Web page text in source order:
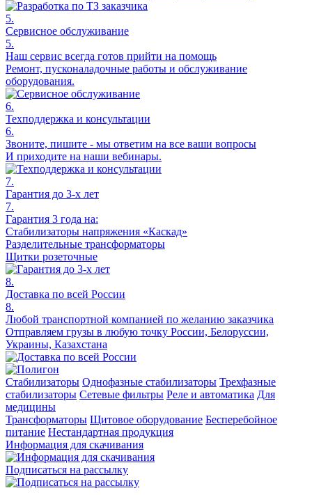
5.
Сервисное обслуживание
5.
Наш сервис всегда готов прийти на помощь
Ремонт, пусконаладочные работы и обслуживание
оборудования.
6.
Техподдержка и консультации
6.
Звоните, пишите - мы ответим на все ваши вопросы
И приходите на наши вебинары.
7.
Гарантия до 3-х лет
7.
Гарантия 3 года на:
Стабилизаторы напряжения «Каскад»
Разделительные трансформаторы
Щитки розеточные
8.
Доставка по всей России
8.
Любой транспортной компанией по желанию заказчика
Отправляем грузы в любую точку России, Белоруссии,
Украины, Казахстана
Стабилизаторы Однофазные стабилизаторы Трехфазные
стабилизаторы Сетевые фильтры Реле и автоматика Для
медицины
Трансформаторы Щитовое оборудование Бесперебойное
питание Нестандартная продукция
Информация для скачивания
Подписаться на рассылку